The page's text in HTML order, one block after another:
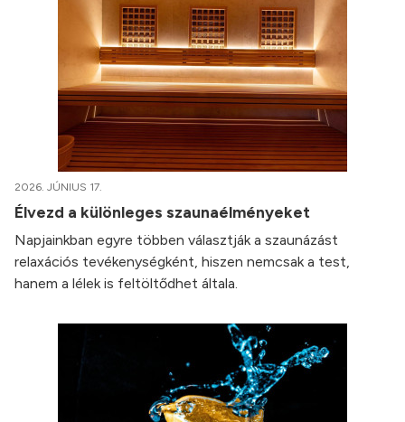
2026. JÚNIUS 17.
Élvezd a különleges szaunaélményeket
Napjainkban egyre többen választják a szaunázást
relaxációs tevékenységként, hiszen nemcsak a test,
hanem a lélek is feltöltődhet általa.